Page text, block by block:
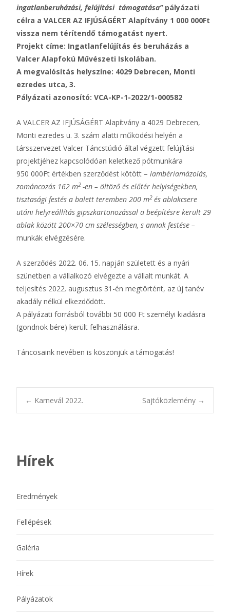
ingatlanberuházási, felújítási támogatása”pályázati
célra a VALCER AZ IFJÚSÁGÉRT Alapítvány 1 000 000Ft
vissza nem térítendő támogatást nyert.
Projekt címe: Ingatlanfelújítás és beruházás a
Valcer Alapfokú Művészeti Iskolában.
A megvalósítás helyszíne: 4029 Debrecen, Monti
ezredes utca, 3.
Pályázati azonosító: VCA-KP-1-2022/1-000582
A VALCER AZ IFJÚSÁGÉRT Alapítvány a 4029 Debrecen,
Monti ezredes u. 3. szám alatti működési helyén a
társszervezet Valcer Táncstúdió által végzett felújítási
projektjéhez kapcsolódóan keletkező pótmunkára
950 000Ft értékben szerződést kötött – lambériamázolás,
zománcozás 162 m2 -en – öltöző és előtér helyiségekben,
tisztasági festés a balett teremben 200 m2 és ablakcsere
utáni helyreállítás gipszkartonozással a beépítésre került 29
ablak között 200×70 cm szélességben, s annak festése –
munkák elvégzésére.
A szerződés 2022. 06. 15. napján született és a nyári
szünetben a vállalkozó elvégezte a vállalt munkát. A
teljesítés 2022. augusztus 31-én megtörtént, az új tanév
akadály nélkül elkezdődött.
A pályázati forrásból további 50 000 Ft személyi kiadásra
(gondnok bére) került felhasználásra.
Táncosaink nevében is köszönjük a támogatás!
← Karnevál 2022. Sajtóközlemény →
Hírek
Eredmények
Fellépések
Galéria
Hírek
Pályázatok